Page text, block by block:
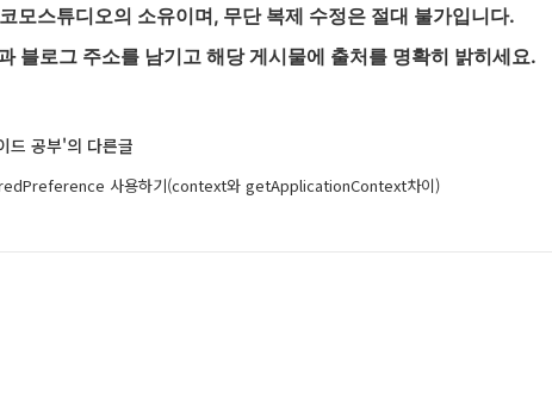
모스튜디오의 소유이며, 무단 복제 수정은 절대 불가입니다.
블로그 주소를 남기고 해당 게시물에 출처를 명확히 밝히세요.
드 공부'의 다른글
사용하기(context와 getApplicationContext차이)